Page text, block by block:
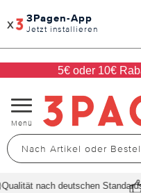
x 3Pagen-App
Jetzt installieren
5€ oder 10€
Navigation
umschalten
Menü
nach deutschen Standards